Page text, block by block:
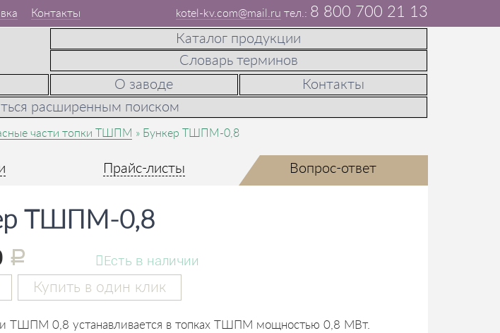
Контакты kotel-kv.com@mail.ru 8 800 700 21 13
Каталог продукции
Словарь терминов
О заводе
Контакты
расширенным поиском
части топки ТШПМ Бункер ТШПМ-0,8
Прайс-листы Вопрос-ответ
ТШПМ-0,8
руб. Есть в наличии
Купить в один клик
ТШПМ 0,8 устанавливается в топках ТШПМ мощностью 0,8 МВт.